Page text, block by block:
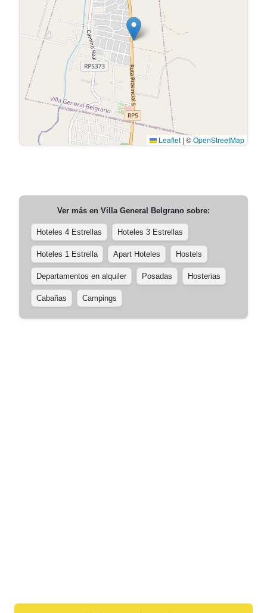
Leaflet | ©OpenStreetMap
Ver más en Villa General Belgrano sobre:
Hoteles 4 Estrellas Hoteles 3 Estrellas
Hoteles 1 Estrella Apart Hoteles Hostels
Departamentos en alquiler Posadas Hosterias
Cabañas Campings